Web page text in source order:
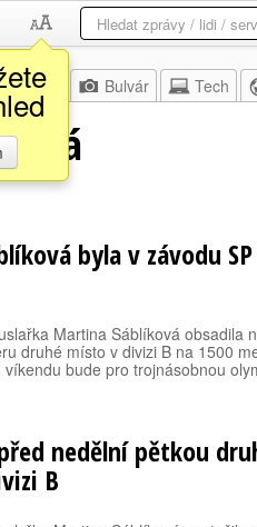
Bulvár Tech
byla v závodu
Martina Sáblíková obsadila
druhé místo v divizi B na 1500
víkendu bude pro trojnásobnou
nedělní pětkou
B